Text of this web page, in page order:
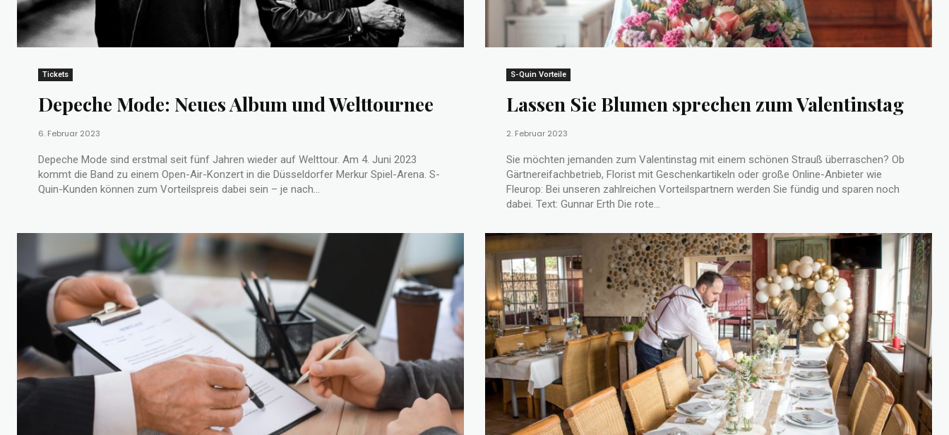
Tickets
Depeche Mode: Neues Album und Welttournee
6. Februar 2023
Depeche Mode sind erstmal seit fünf Jahren wieder auf Welttour. Am 4. Juni 2023
kommt die Band zu einem Open-Air-Konzert in die Düsseldorfer Merkur Spiel-Arena. S-
Quin-Kunden können zum Vorteilspreis dabei sein – je nach...
S-Quin Vorteile
Lassen Sie Blumen sprechen zum Valentinstag
2. Februar 2023
Sie möchten jemanden zum Valentinstag mit einem schönen Strauß überraschen? Ob
Gärtnereifachbetrieb, Florist mit Geschenkartikeln oder große Online-Anbieter wie
Fleurop: Bei unseren zahlreichen Vorteilspartnern werden Sie fündig und sparen noch
dabei. Text: Gunnar Erth Die rote...